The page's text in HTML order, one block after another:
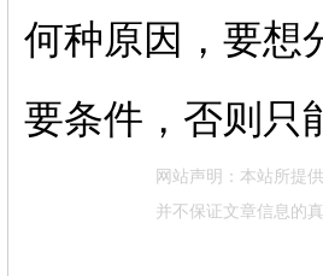
何种原因，要想
要条件，否则只
网站声明：本站所提
并不保证文章信息的